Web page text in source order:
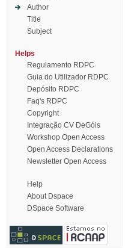
Author
Title
Subject
Helps
Regulamento RDPC
Guia do Utilizador RDPC
Depósito RDPC
Faq's RDPC
Copyright
Integração CV DeGóis
Workshop Open Access
Open Access Declarations
Newsletter Open Access
Help
About Dspace
DSpace Software